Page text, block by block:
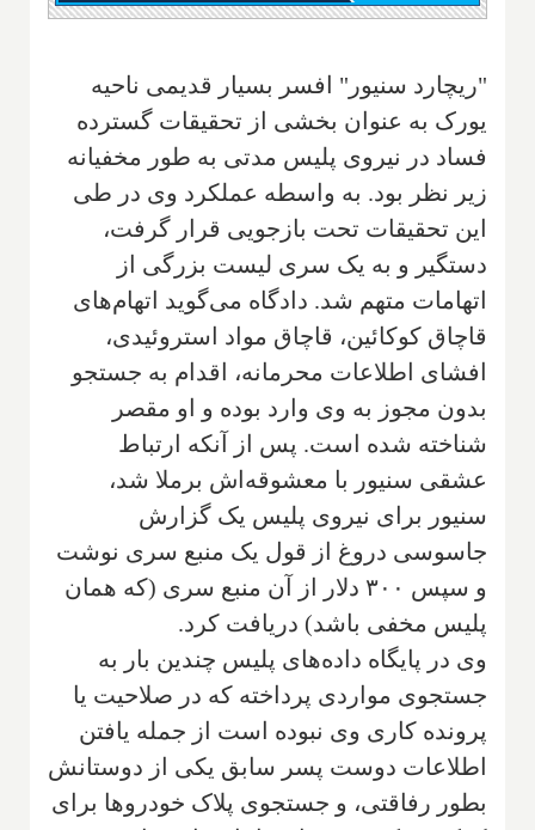
"ریچارد سنیور" افسر بسیار قدیمی ناحیه
یورک به عنوان بخشی از تحقیقات گسترده
فساد در نیروی پلیس مدتی به طور مخفیانه
زیر نظر بود. به واسطه عملکرد وی در طی
این تحقیقات تحت بازجویی قرار گرفت،
دستگیر و به یک سری لیست بزرگی از
اتهامات متهم شد. دادگاه می‌گوید اتهام‌های
قاچاق کوکائین، قاچاق مواد استروئیدی،
افشای اطلاعات محرمانه، اقدام به جستجو
بدون مجوز به وی وارد بوده و او مقصر
شناخته شده است. پس از آنکه ارتباط
عشقی سنیور با معشوقه‌اش برملا شد،
سنیور برای نیروی پلیس یک گزارش
جاسوسی دروغ از قول یک منبع سری نوشت
و سپس ۳۰۰ دلار از آن منبع سری (که همان
پلیس مخفی باشد) دریافت کرد.
وی در پایگاه داده‌های پلیس چندین بار به
جستجوی مواردی پرداخته که در صلاحیت یا
پرونده کاری وی نبوده است از جمله یافتن
اطلاعات دوست پسر سابق یکی از دوستانش
بطور رفاقتی، و جستجوی پلاک خودروها برای